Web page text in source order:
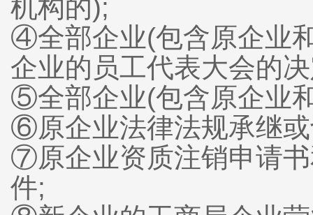
机构的);
④全部企业(包含原企业
企业的员工代表大会的
⑤全部企业(包含原企业
⑥原企业法律法规承继
⑦原企业资质注销申请
件;